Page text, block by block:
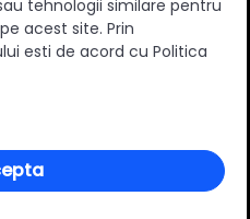
tehnologii similare pentru
acest site. Prin
de acord cu Politica